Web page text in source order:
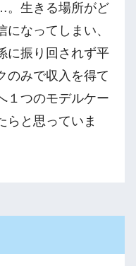
。生きる場所がど
なってしまい、
に振り回されず平
のみで収入を得て
１つのモデルケー
らと思っていま